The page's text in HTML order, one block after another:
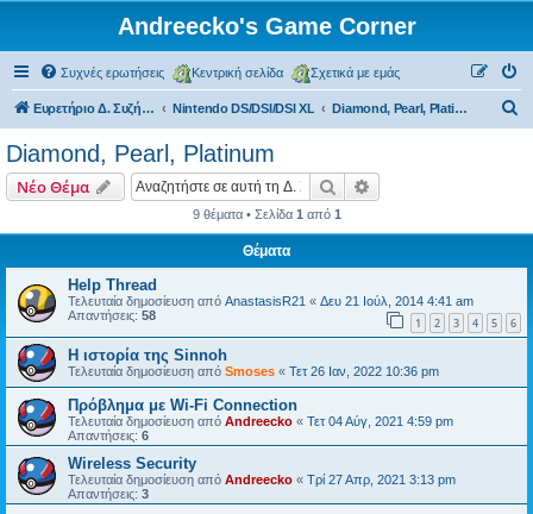
Andreecko's Game Corner
Συχνές ερωτήσεις Κεντρική σελίδα Σχετικά με εμάς
Ευρετήριο Δ. Συζήτησης Nintendo DS/DSI/DSI XL Diamond, Pearl, Platinum
η
Diamond, Pearl, Platinum
Νέο Θέμα Αναζήτηση
9 θέματα • Σελίδα 1 από 1
Θέματα
Help Thread
Τελευταία δημοσίευση από AnastasisR21 « Δευ 21 Ιούλ, 2014 4:41 am
Απαντήσεις: 58 1 2 3 4 5 6
Η ιστορία της Sinnoh
Τελευταία δημοσίευση από Smoses « Τετ 26 Ιαν, 2022 10:36 pm
Πρόβλημα με Wi-Fi Connection
Τελευταία δημοσίευση από Andreecko « Τετ 04 Αύγ, 2021 4:59 pm
Απαντήσεις: 6
Wireless Security
Τελευταία δημοσίευση από Andreecko « Τρί 27 Απρ, 2021 3:13 pm
Απαντήσεις: 3